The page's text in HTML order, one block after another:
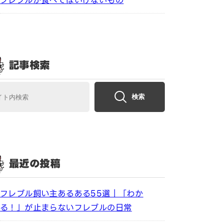
記事検索
検索
最近の投稿
フレブル飼い主あるある55選｜「わか
る！」が止まらないフレブルの日常